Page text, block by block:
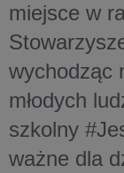
miejsce w
wychodząc
młodych
szkolny
ważne dla